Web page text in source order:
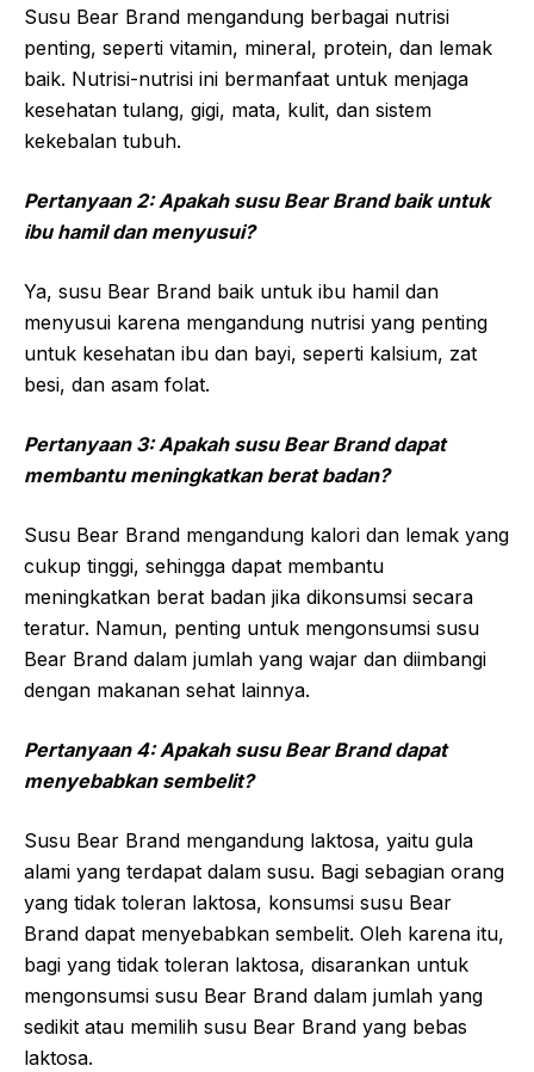
Susu Bear Brand mengandung berbagai nutrisi
penting, seperti vitamin, mineral, protein, dan lemak
baik. Nutrisi-nutrisi ini bermanfaat untuk menjaga
kesehatan tulang, gigi, mata, kulit, dan sistem
kekebalan tubuh.
Pertanyaan 2: Apakah susu Bear Brand baik untuk
ibu hamil dan menyusui?
Ya, susu Bear Brand baik untuk ibu hamil dan
menyusui karena mengandung nutrisi yang penting
untuk kesehatan ibu dan bayi, seperti kalsium, zat
besi, dan asam folat.
Pertanyaan 3: Apakah susu Bear Brand dapat
membantu meningkatkan berat badan?
Susu Bear Brand mengandung kalori dan lemak yang
cukup tinggi, sehingga dapat membantu
meningkatkan berat badan jika dikonsumsi secara
teratur. Namun, penting untuk mengonsumsi susu
Bear Brand dalam jumlah yang wajar dan diimbangi
dengan makanan sehat lainnya.
Pertanyaan 4: Apakah susu Bear Brand dapat
menyebabkan sembelit?
Susu Bear Brand mengandung laktosa, yaitu gula
alami yang terdapat dalam susu. Bagi sebagian orang
yang tidak toleran laktosa, konsumsi susu Bear
Brand dapat menyebabkan sembelit. Oleh karena itu,
bagi yang tidak toleran laktosa, disarankan untuk
mengonsumsi susu Bear Brand dalam jumlah yang
sedikit atau memilih susu Bear Brand yang bebas
laktosa.